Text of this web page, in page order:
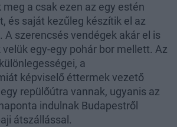
meg a csak ezen az egy estén
és saját kezűleg készítik el az
A szerencsés vendégek akár el is
egy-egy pohár bor mellett. Az
a
képviselő éttermek vezető
repülőútra vannak, ugyanis az
indulnak Budapestről
átszállással.